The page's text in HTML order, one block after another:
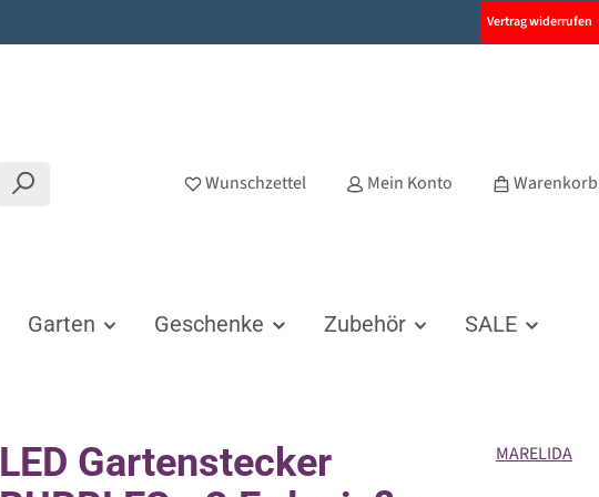
Vertrag widerrufen
Wunschzettel Mein Konto Warenkorb
Garten Geschenke Zubehör SALE
LED Gartenstecker
MARELIDA